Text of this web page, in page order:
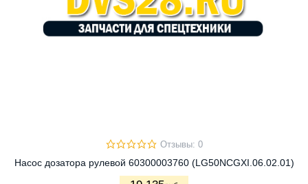
Отзывы: 0
Насос дозатора рулевой 60300003760 (LG50NCGXI.06.02.01)